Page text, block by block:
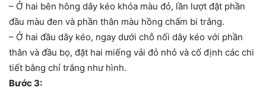
– Ở hai bên hông dây kéo khóa màu đỏ, lần lượt đặt phần
đầu màu đen và phần thân màu hồng chấm bi trắng.
– Ở hai đầu dây kéo, ngay dưới chỗ nối dây kéo với phần
thân và đầu bọ, đặt hai miếng vải đỏ nhỏ và cố định các chi
tiết bằng chỉ trắng như hình.
Bước 3: